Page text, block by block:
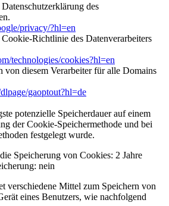
des
privacy/?hl=en
Richtlinie des Datenverarbeiters
technologies/cookies?hl=en
von diesem Verarbeiter für alle Domains
gaoptout?hl=de
potenzielle Speicherdauer auf einem
der Cookie-Speichermethode und bei
festgelegt wurde.
Speicherung von Cookies: 2 Jahre
nein
verschiedene Mittel zum Speichern von
eines Benutzers, wie nachfolgend